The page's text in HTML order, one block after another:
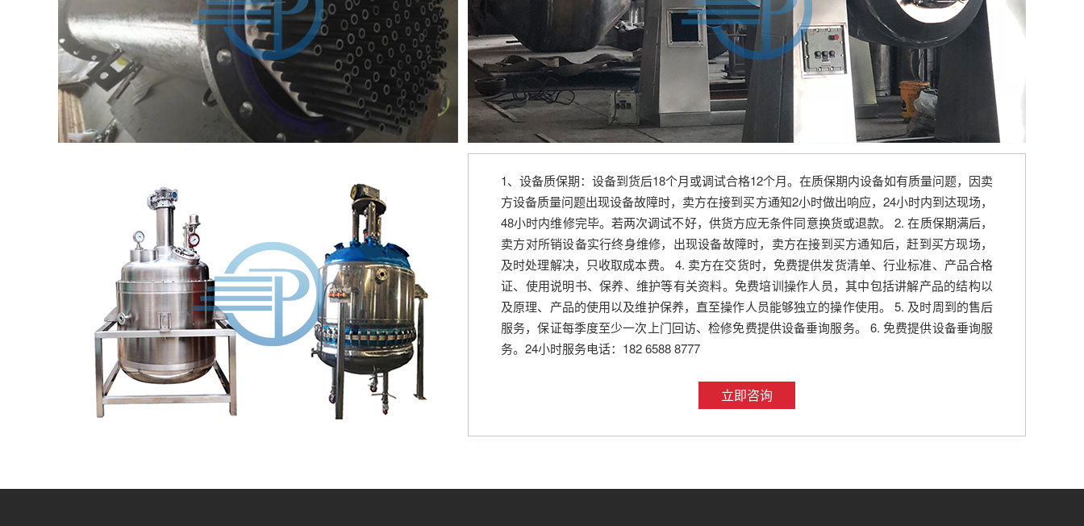
1、设备质保期：设备到货后18个月或调试合格12个月。在质保期内设备如有质量问题，因卖
方设备质量问题出现设备故障时，卖方在接到买方通知2小时做出响应，24小时内到达现场，
48小时内维修完毕。若两次调试不好，供货方应无条件同意换货或退款。 2. 在质保期满后，
卖方对所销设备实行终身维修，出现设备故障时，卖方在接到买方通知后，赶到买方现场，
及时处理解决，只收取成本费。 4. 卖方在交货时，免费提供发货清单、行业标准、产品合格
证、使用说明书、保养、维护等有关资料。免费培训操作人员，其中包括讲解产品的结构以
及原理、产品的使用以及维护保养，直至操作人员能够独立的操作使用。 5. 及时周到的售后
服务，保证每季度至少一次上门回访、检修免费提供设备垂询服务。 6. 免费提供设备垂询服
务。24小时服务电话：182 6588 8777‬
立即咨询